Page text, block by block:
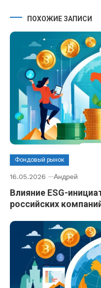
ПОХОЖИЕ ЗАПИСИ
Фондовый рынок
16.05.2026 Андрей
Влияние ESG-
российских